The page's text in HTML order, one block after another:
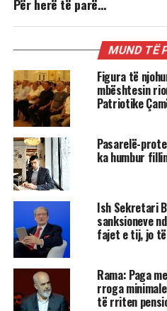
Për herë të parë…
MUND TË
Figura të
mbështesin
Patriotike
Pasarelë-
ka humbur
Ish Sekretari
sanksioneve
fajet e tij, jo të
Rama: Paga
rroga
të rriten